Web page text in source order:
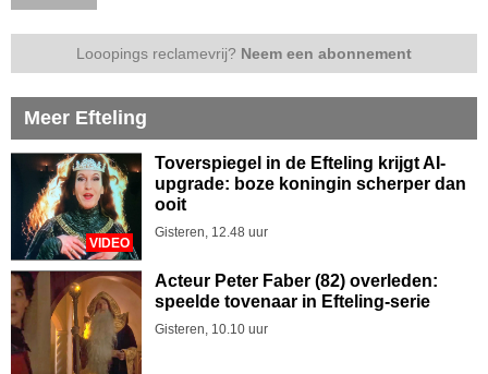
Looopings reclamevrij? Neem een abonnement
Meer Efteling
VIDEO
Toverspiegel in de Efteling krijgt AI-
upgrade: boze koningin scherper dan
ooit
Gisteren, 12.48 uur
Acteur Peter Faber (82) overleden:
speelde tovenaar in Efteling-serie
Gisteren, 10.10 uur